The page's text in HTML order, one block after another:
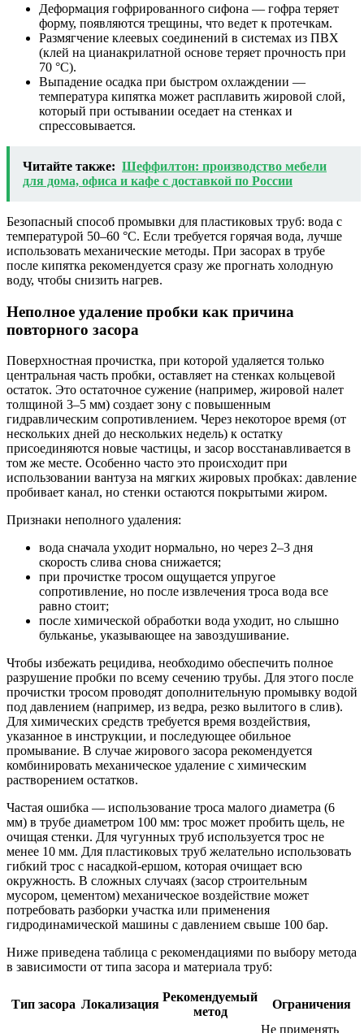
Деформация гофрированного сифона — гофра теряет
форму, появляются трещины, что ведет к протечкам.
Размягчение клеевых соединений в системах из ПВХ
(клей на цианакрилатной основе теряет прочность при
70 °C).
Выпадение осадка при быстром охлаждении —
температура кипятка может расплавить жировой слой,
который при остывании оседает на стенках и
спрессовывается.
Читайте также: Шеффилтон: производство мебели
для дома, офиса и кафе с доставкой по России
Безопасный способ промывки для пластиковых труб: вода с
температурой 50–60 °C. Если требуется горячая вода, лучше
использовать механические методы. При засорах в трубе
после кипятка рекомендуется сразу же прогнать холодную
воду, чтобы снизить нагрев.
Неполное удаление пробки как причина
повторного засора
Поверхностная прочистка, при которой удаляется только
центральная часть пробки, оставляет на стенках кольцевой
остаток. Это остаточное сужение (например, жировой налет
толщиной 3–5 мм) создает зону с повышенным
гидравлическим сопротивлением. Через некоторое время (от
нескольких дней до нескольких недель) к остатку
присоединяются новые частицы, и засор восстанавливается в
том же месте. Особенно часто это происходит при
использовании вантуза на мягких жировых пробках: давление
пробивает канал, но стенки остаются покрытыми жиром.
Признаки неполного удаления:
вода сначала уходит нормально, но через 2–3 дня
скорость слива снова снижается;
при прочистке тросом ощущается упругое
сопротивление, но после извлечения троса вода все
равно стоит;
после химической обработки вода уходит, но слышно
бульканье, указывающее на завоздушивание.
Чтобы избежать рецидива, необходимо обеспечить полное
разрушение пробки по всему сечению трубы. Для этого после
прочистки тросом проводят дополнительную промывку водой
под давлением (например, из ведра, резко вылитого в слив).
Для химических средств требуется время воздействия,
указанное в инструкции, и последующее обильное
промывание. В случае жирового засора рекомендуется
комбинировать механическое удаление с химическим
растворением остатков.
Частая ошибка — использование троса малого диаметра (6
мм) в трубе диаметром 100 мм: трос может пробить щель, не
очищая стенки. Для чугунных труб используется трос не
менее 10 мм. Для пластиковых труб желательно использовать
гибкий трос с насадкой-ершом, которая очищает всю
окружность. В сложных случаях (засор строительным
мусором, цементом) механическое воздействие может
потребовать разборки участка или применения
гидродинамической машины с давлением свыше 100 бар.
Ниже приведена таблица с рекомендациями по выбору метода
в зависимости от типа засора и материала труб:
Тип засора Локализация
Рекомендуемый
метод
Ограничения
Не применять